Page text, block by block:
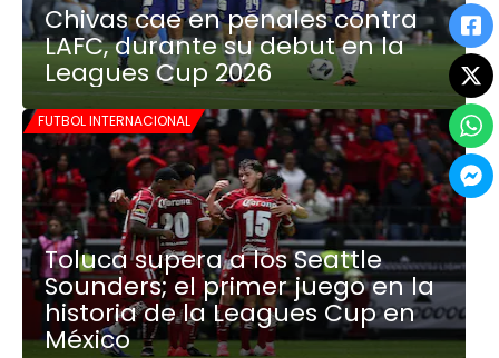
Chivas cae en penales contra
LAFC, durante su debut en la
Leagues Cup 2026
FUTBOL INTERNACIONAL
Toluca supera a los Seattle
Sounders; el primer juego en la
historia de la Leagues Cup en
México